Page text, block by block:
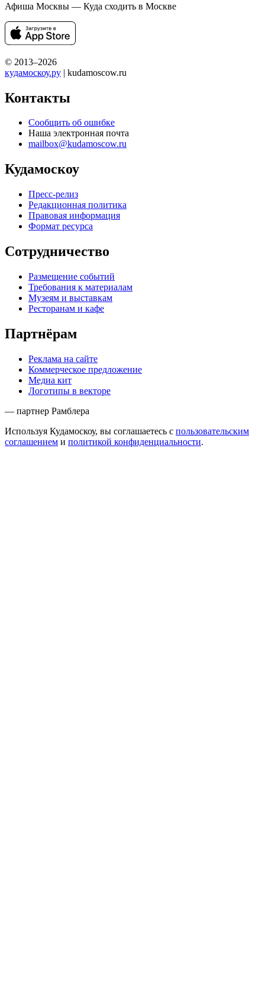
Афиша Москвы — Куда сходить в Москве
© 2013–2026
кудамоскоу.ру | kudamoscow.ru
Контакты
Сообщить об ошибке
Наша электронная почта
mailbox@kudamoscow.ru
Кудамоскоу
Пресс-релиз
Редакционная политика
Правовая информация
Формат ресурса
Сотрудничество
Размещение событий
Требования к материалам
Музеям и выставкам
Ресторанам и кафе
Партнёрам
Реклама на сайте
Коммерческое предложение
Медиа кит
Логотипы в векторе
— партнер Рамблера
Используя Кудамоскоу, вы соглашаетесь с пользовательским
соглашением и политикой конфиденциальности.